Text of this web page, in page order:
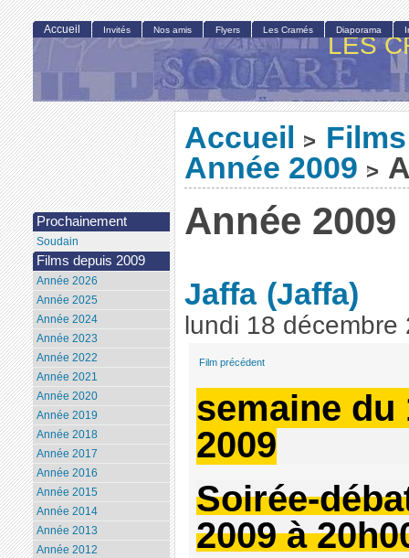
LES
Accueil >
Année 2009 >
Année 2009
Jaffa (Jaffa)
lundi 18 décembre
Film précédent
semaine du
2009
Soirée-
2009 à
Accueil Invités Nos amis Flyers Les Cramés Diaporama
Prochainement
Soudain
Films depuis 2009
Année 2026
Année 2025
Année 2024
Année 2023
Année 2022
Année 2021
Année 2020
Année 2019
Année 2018
Année 2017
Année 2016
Année 2015
Année 2014
Année 2013
Année 2012